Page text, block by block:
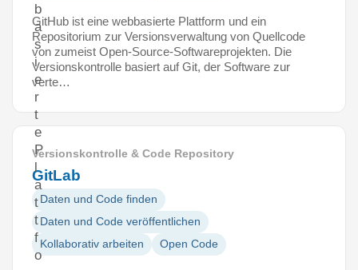
b
a
s
i
e
r
t
e
P
l
a
t
t
f
o
GitHub ist eine webbasierte Plattform und ein
Repositorium zur Versionsverwaltung von Quellcode
von zumeist Open-Source-Softwareprojekten. Die
Versionskontrolle basiert auf Git, der Software zur
verte…
Versionskontrolle & Code Repository
GitLab
Daten und Code finden
Daten und Code veröffentlichen
Kollaborativ arbeiten
Open Code